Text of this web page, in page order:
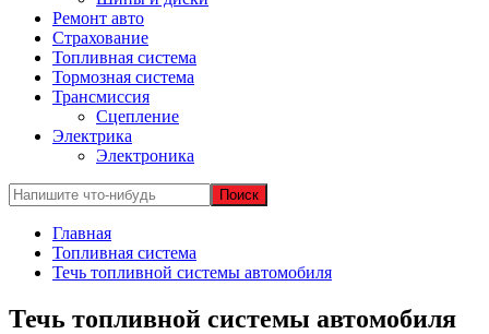
Ремонт авто
Страхование
Топливная система
Тормозная система
Трансмиссия
Сцепление
Электрика
Электроника
Главная
Топливная система
Течь топливной системы автомобиля
Течь топливной системы автомобиля